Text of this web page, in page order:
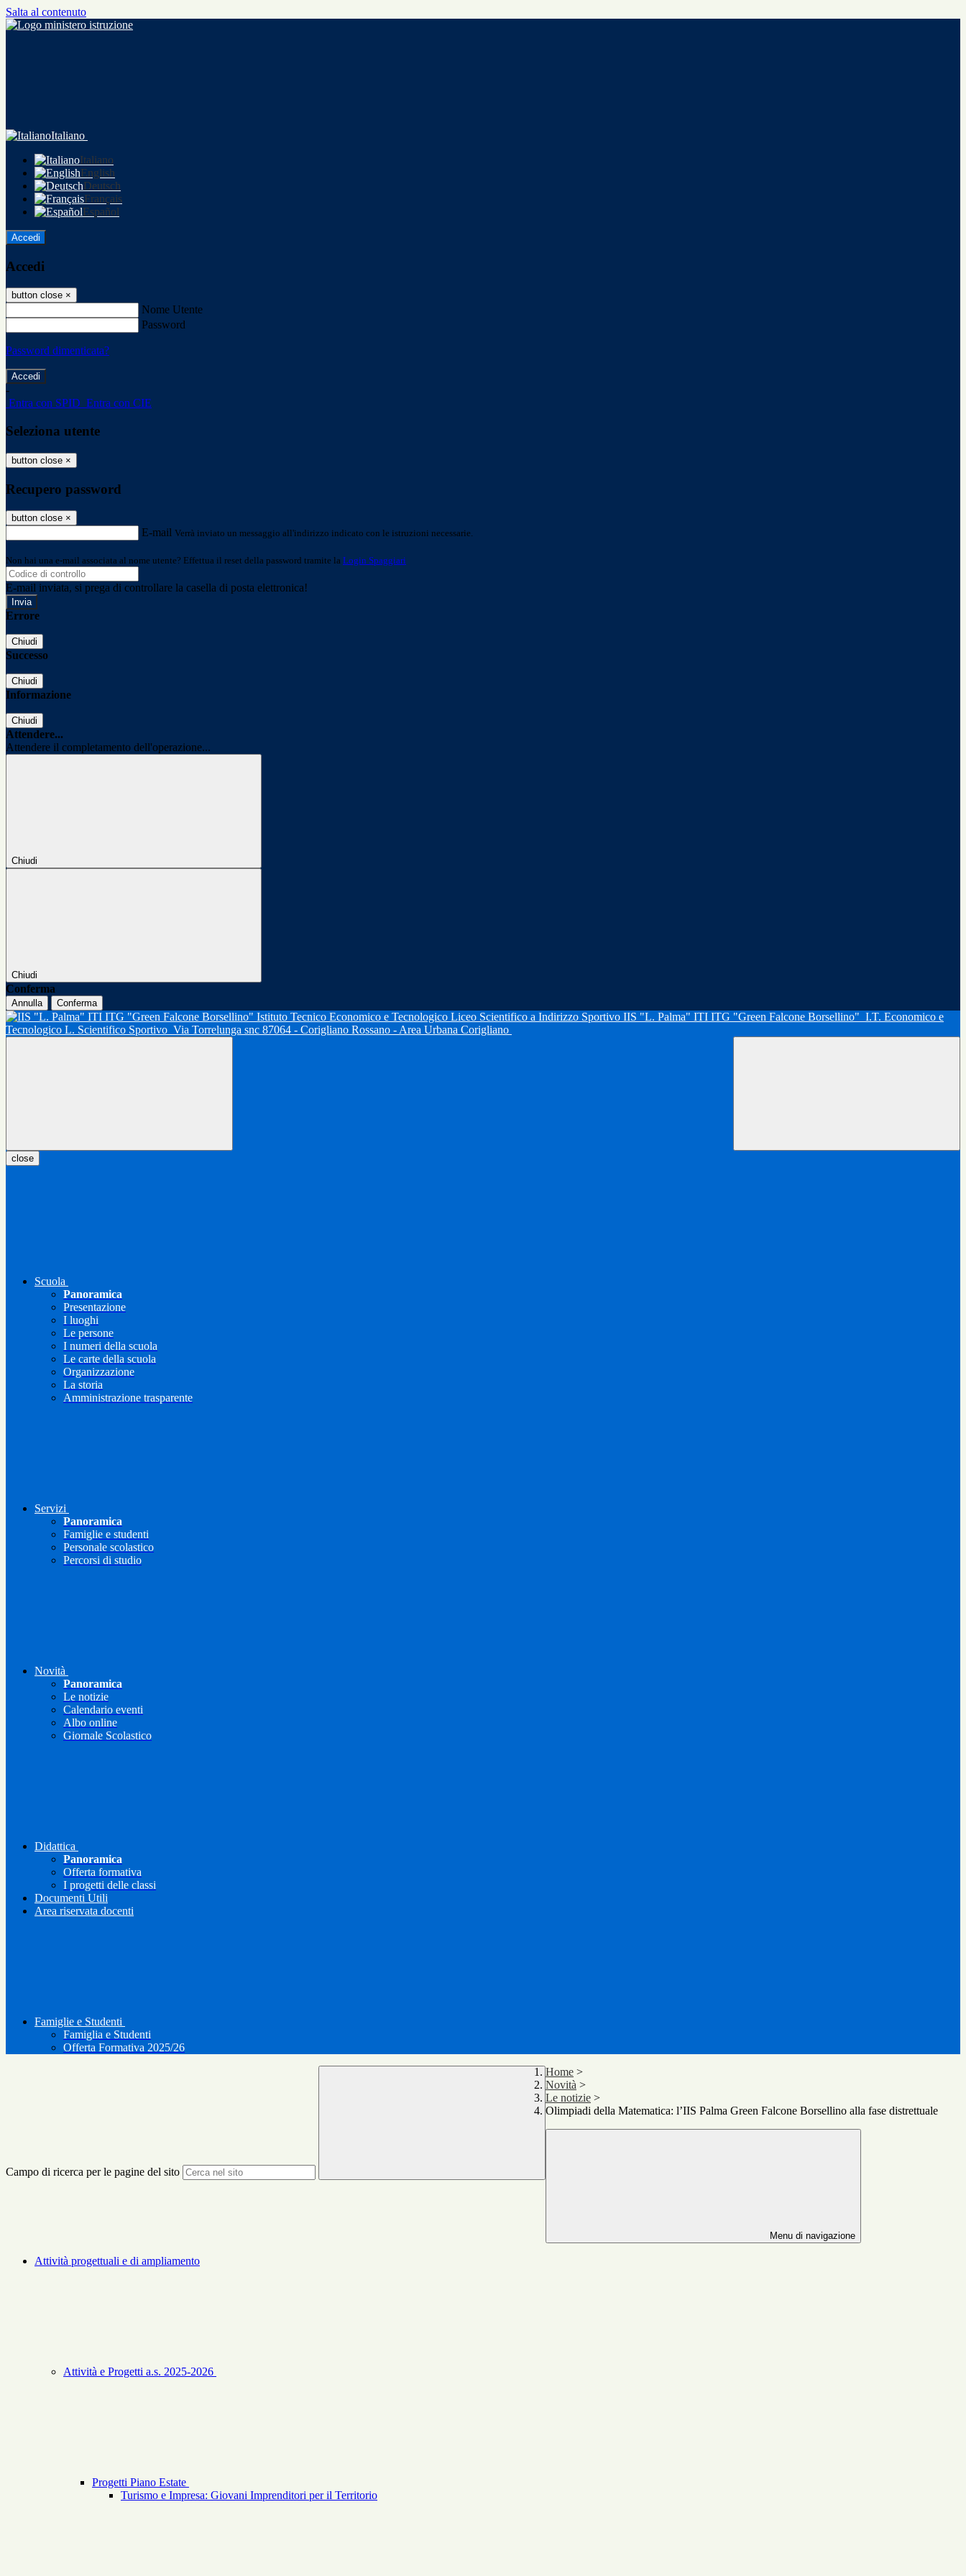
Salta al contenuto
Italiano
Italiano
English
Deutsch
Français
Español
Accedi
Accedi
button close ×
Nome Utente
Password
Password dimenticata?
-
Entra con SPID Entra con CIE
Seleziona utente
button close ×
Recupero password
button close ×
E-mail Verrà inviato un messaggio all'indirizzo indicato con le istruzioni necessarie.
Non hai una e-mail associata al nome utente? Effettua il reset della password tramite la Login Spaggiari
E-mail inviata, si prega di controllare la casella di posta elettronica!
Errore
Chiudi
Successo
Chiudi
Informazione
Chiudi
Attendere...
Attendere il completamento dell'operazione...
Chiudi
Chiudi
Conferma
Annulla Conferma
IIS "L. Palma" ITI ITG "Green Falcone Borsellino" I.T. Economico e
Tecnologico L. Scientifico Sportivo Via Torrelunga snc 87064 - Corigliano Rossano - Area Urbana Corigliano
close
Scuola
Panoramica
Presentazione
I luoghi
Le persone
I numeri della scuola
Le carte della scuola
Organizzazione
La storia
Amministrazione trasparente
Servizi
Panoramica
Famiglie e studenti
Personale scolastico
Percorsi di studio
Novità
Panoramica
Le notizie
Calendario eventi
Albo online
Giornale Scolastico
Didattica
Panoramica
Offerta formativa
I progetti delle classi
Documenti Utili
Area riservata docenti
Famiglie e Studenti
Famiglia e Studenti
Offerta Formativa 2025/26
Campo di ricerca per le pagine del sito
Home >
Novità >
Le notizie >
Olimpiadi della Matematica: l’IIS Palma Green Falcone Borsellino alla fase distrettuale
Menu di navigazione
Attività progettuali e di ampliamento
Attività e Progetti a.s. 2025-2026
Progetti Piano Estate
Turismo e Impresa: Giovani Imprenditori per il Territorio